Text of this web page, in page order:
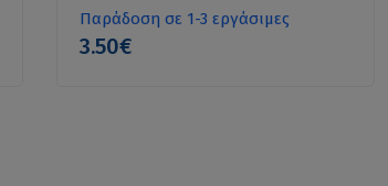
Παράδοση σε 1-3 εργάσιμες
3.50€